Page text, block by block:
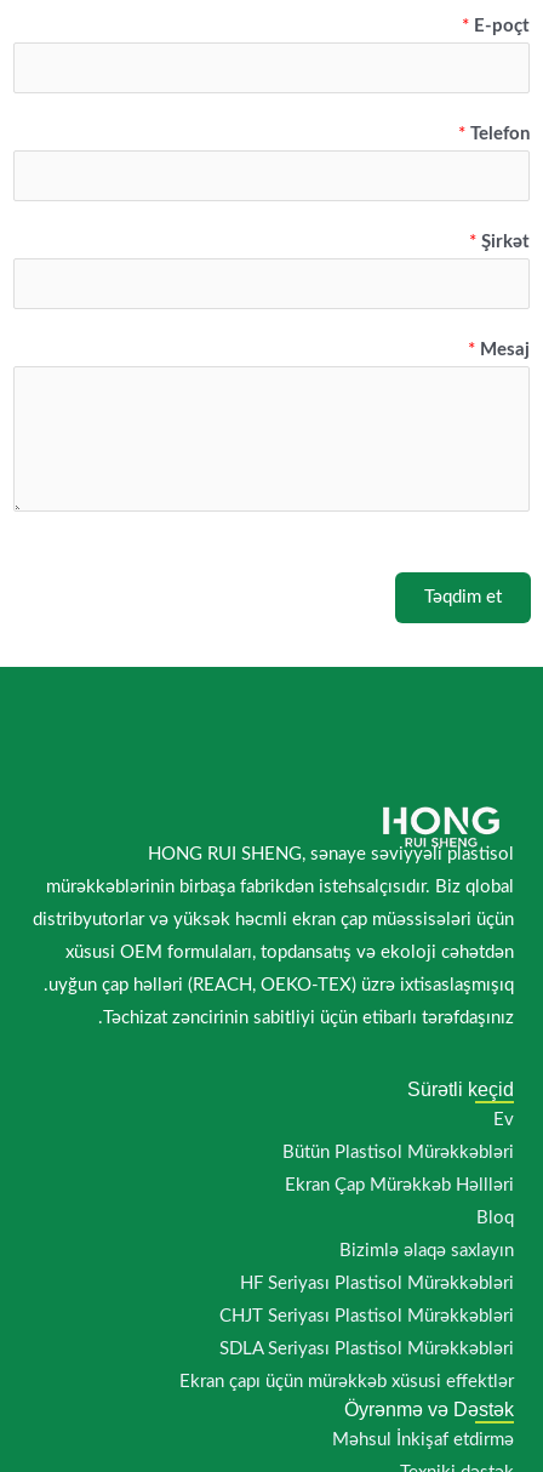
E-poçt
*
Telefon
*
Şirkət
*
Mesaj
*
Təqdim et
HONG RUI SHENG, sənaye səviyyəli plastisol
mürəkkəblərinin birbaşa fabrikdən istehsalçısıdır. Biz qlobal
distribyutorlar və yüksək həcmli ekran çap müəssisələri üçün
xüsusi OEM formulaları, topdansatış və ekoloji cəhətdən
uyğun çap həlləri (REACH, OEKO-TEX) üzrə ixtisaslaşmışıq.
Təchizat zəncirinin sabitliyi üçün etibarlı tərəfdaşınız.
Sürətli keçid
Ev
Bütün Plastisol Mürəkkəbləri
Ekran Çap Mürəkkəb Həllləri
Bloq
Bizimlə əlaqə saxlayın
HF Seriyası Plastisol Mürəkkəbləri
CHJT Seriyası Plastisol Mürəkkəbləri
SDLA Seriyası Plastisol Mürəkkəbləri
Ekran çapı üçün mürəkkəb xüsusi effektlər
Öyrənmə və Dəstək
Məhsul İnkişaf etdirmə